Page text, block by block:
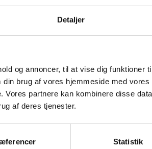
Detaljer
og annoncer, til at vise dig funktioner
brug af vores hjemmeside med
Vores partnere kan kombinere disse
af deres tjenester.
Statistik
styrke og modstandsdygtighed
tapesystemer for optimal tæthed.
produkterne til et oplagt valg i
kravene til både energirammer
både rådgivere, entreprenører og
et mere robust, tæt og